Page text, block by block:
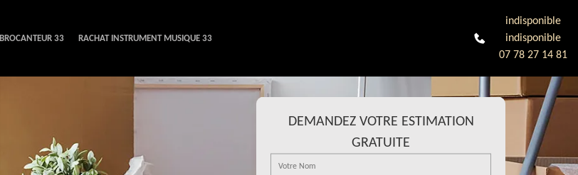
BROCANTEUR 33 RACHAT INSTRUMENT MUSIQUE 33
indisponible
indisponible
07 78 27 14 81
DEMANDEZ VOTRE ESTIMATION
GRATUITE